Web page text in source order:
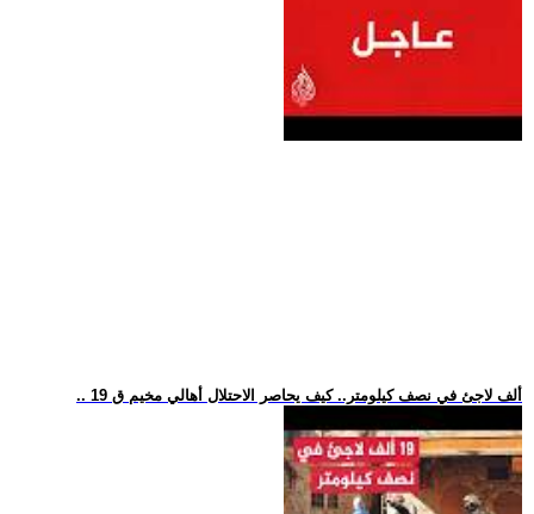
.. 19 ألف لاجئ في نصف كيلومتر.. كيف يحاصر الاحتلال أهالي مخيم ق